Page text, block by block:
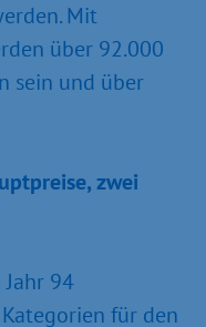
Mit
über 92.000
sein und über
zwei
94
für den